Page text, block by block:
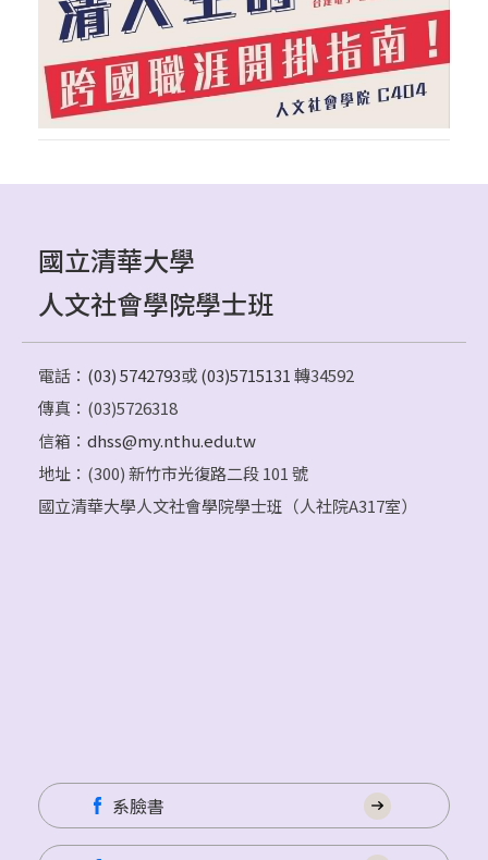
國立清華大學
人文社會學院學士班
電話： (03) 5742793或(03)5715131 轉34592
傳真：(03)5726318
信箱： dhss@my.nthu.edu.tw
地址：(300) 新竹市光復路二段 101 號
國立清華大學人文社會學院學士班（人社院A317室）
系臉書